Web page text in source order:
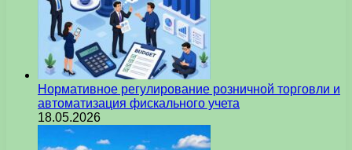
Нормативное регулирование розничной торговли и
автоматизация фискального учета
18.05.2026